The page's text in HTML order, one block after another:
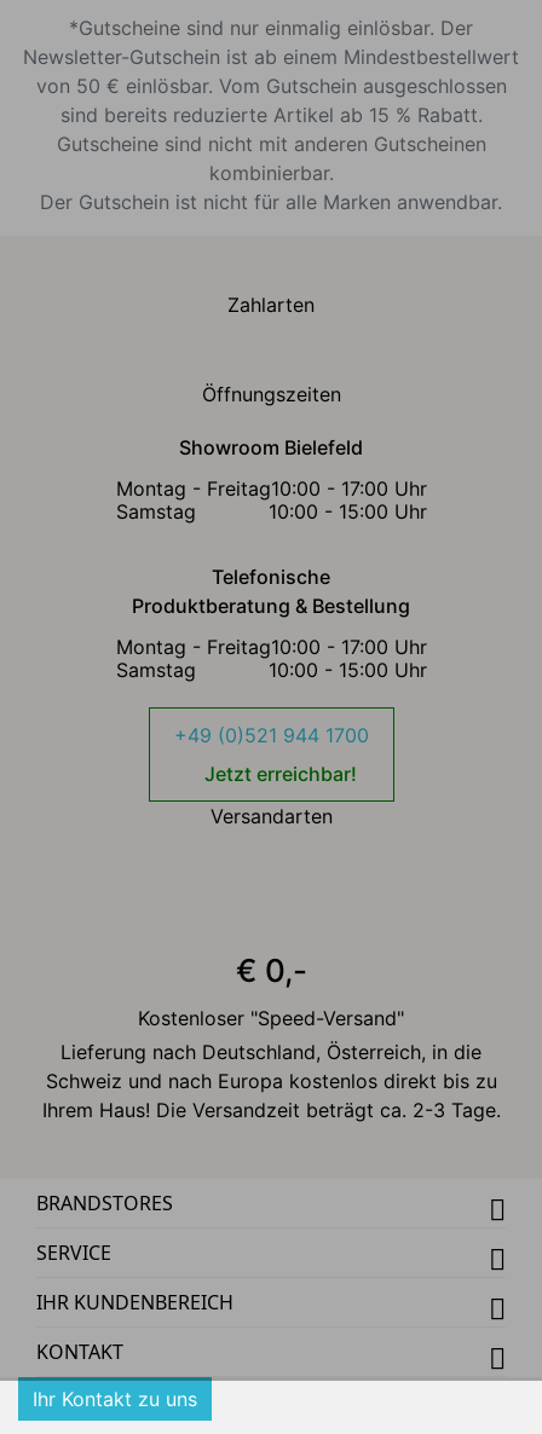
*Gutscheine sind nur einmalig einlösbar. Der
Newsletter-Gutschein ist ab einem Mindestbestellwert
von 50 € einlösbar. Vom Gutschein ausgeschlossen
sind bereits reduzierte Artikel ab 15 % Rabatt.
Gutscheine sind nicht mit anderen Gutscheinen
kombinierbar.
Der Gutschein ist nicht für alle Marken anwendbar.
Zahlarten
Öffnungszeiten
Showroom Bielefeld
Montag - Freitag10:00 - 17:00 Uhr
Samstag
10:00 - 15:00 Uhr
Telefonische
Produktberatung & Bestellung
Montag - Freitag10:00 - 17:00 Uhr
Samstag
10:00 - 15:00 Uhr
+49 (0)521 944 1700
Jetzt erreichbar!
Versandarten
€ 0,-
Kostenloser "Speed-Versand"
Lieferung nach Deutschland, Österreich, in die
Schweiz und nach Europa kostenlos direkt bis zu
Ihrem Haus! Die Versandzeit beträgt ca. 2-3 Tage.
BRANDSTORES
SERVICE
IHR KUNDENBEREICH
KONTAKT
Ihr Kontakt zu uns